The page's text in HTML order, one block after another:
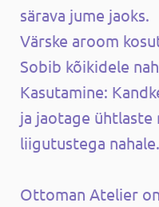
särava jume jaoks.
Värske aroom
Sobib kõikidele
Kasutamine:
ja jaotage ühtlaste
liigutustega nahale.
Ottoman Atelier